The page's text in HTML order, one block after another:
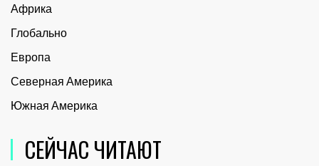
Африка
Глобально
Европа
Северная Америка
Южная Америка
СЕЙЧАС ЧИТАЮТ